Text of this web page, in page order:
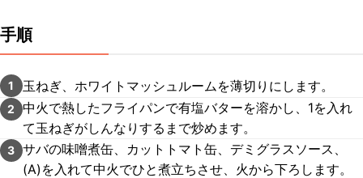
手順
1 玉ねぎ、ホワイトマッシュルームを薄切りにします。
2
中火で熱したフライパンで有塩バターを溶かし、1を入れ
て玉ねぎがしんなりするまで炒めます。
3 サバの味噌煮缶、カットトマト缶、デミグラスソース、
(A)を入れて中火でひと煮立ちさせ、火から下ろします。